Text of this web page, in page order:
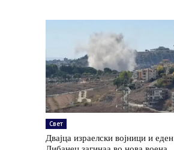
Свет
Двајца израелски војници и еден